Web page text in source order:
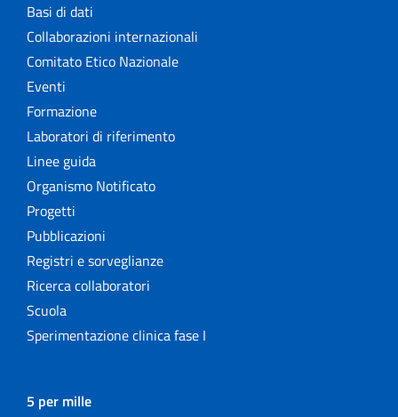
Basi di dati
Collaborazioni internazionali
Comitato Etico Nazionale
Eventi
Formazione
Laboratori di riferimento
Linee guida
Organismo Notificato
Progetti
Pubblicazioni
Registri e sorveglianze
Ricerca collaboratori
Scuola
Sperimentazione clinica fase I
5 per mille